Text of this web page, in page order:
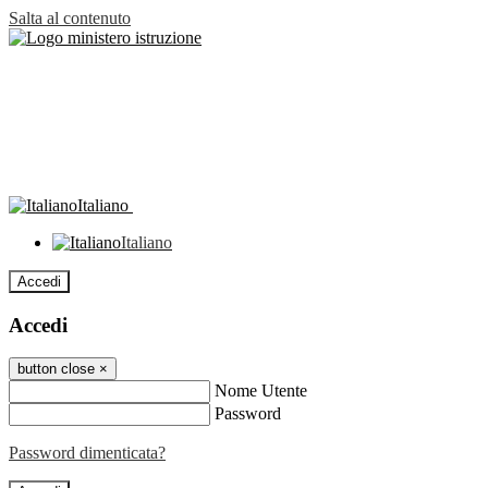
Salta al contenuto
Italiano
Italiano
Accedi
Accedi
button close ×
Nome Utente
Password
Password dimenticata?